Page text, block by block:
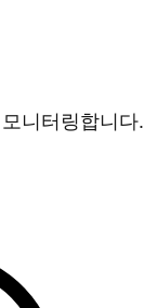
니터링합니다.